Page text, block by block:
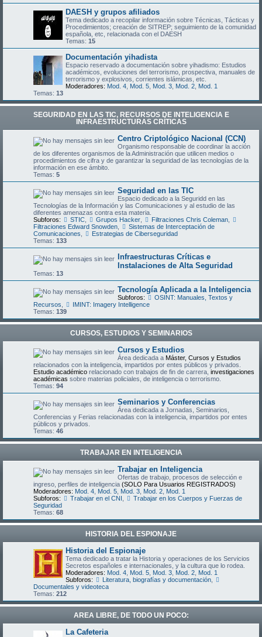
DAESH y grupos afiliados
Tema dedicado a recopilar información sobre Técnicas, Tácticas y
Procedimientos; creación de SITREP; seguimiento de la comunidad
española, etc, relacionada con el DAESH
Temas: 15
Documentación yihadista
Espacio reservado a documentación sobre yihadismo: Estudios
académicos, evoluciones del terrorismo, prospectiva, manuales de
terrorismo y explosivos, corrientes islámicas, etc.
Moderadores: Mod. 4 Mod. 5 Mod. 3 Mod. 2 Mod. 1
Temas: 13
SEGURIDAD EN LAS TIC, RECURSOS DE INTELIGENCIA E
INFRAESTRUCTURAS CRÍTICAS
Centro Criptológico Nacional (CCN)
Organismo responsable de coordinar la acción
de los diferentes organismos de la Administración que utilicen medios o
procedimientos de cifra y de garantizar la seguridad de las tecnologías de la
información en ese ámbito.
Temas: 5
Seguridad en las TIC
Espacio dedicado a la Seguridd en las
Tecnologías de la Información y las Comunicaciones y al estudio de las
diferentes amenazas contra esta materia.
Subforos:
STIC, Grupos Hacker, Filtraciones Chris Coleman,
Filtraciones Edward Snowden
Sistemas de Interceptación de
Comunicaciones
Estrategias de Ciberseguridad
Temas: 133
Infraestructuras Críticas e
Instalaciones de Alta Seguridad
Temas: 13
Tecnología Aplicada a la Inteligencia
Subforos:
OSINT: Manuales, Textos y
Recursos
IMINT: Imagery Intelligence
Temas: 139
CURSOS, ESTUDIOS Y SEMINARIOS
Cursos y Estudios
Área dedicada a Máster, Cursos y Estudios
relacionados con la inteligencia, impartidos por entes públicos y privados.
Estudio académico relacionado con trabajos de fin de carrera, investigaciones
académicas sobre materias policiales, de inteligencia o terrorismo.
Temas: 94
Seminarios y Conferencias
Área dedicada a Jornadas, Seminarios,
Conferencias y Ferias relacionadas con la inteligencia, impartidos por entes
públicos y privados.
Temas: 46
TRABAJAR EN INTELIGENCIA
Trabajar en Inteligencia
Ofertas de trabajo, procesos de selección e
ingreso, perfiles de inteligencia (SOLO Para Usuarios REGISTRADOS)
Moderadores: Mod. 4 Mod. 5 Mod. 3 Mod. 2 Mod. 1
Subforos:
Trabajar en el CNI
Trabajar en los Cuerpos y Fuerzas de
Seguridad
Temas: 68
HISTORIA DEL ESPIONAJE
Historia del Espionaje
Tema dedicado a tratar la Historia y operaciones de los Servicios
Secretos españoles e internacionales, y la cultura que lo rodea.
Moderadores: Mod. 4 Mod. 5 Mod. 3 Mod. 2 Mod. 1
Subforos:
Literatura, biografías y documentación,
Documentales y videoteca
Temas: 212
AREA LIBRE, DE TODO UN POCO:
La Cafeteria